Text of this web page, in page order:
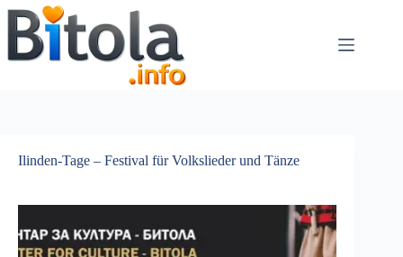
Ilinden-Tage – Festival für Volkslieder und Tänze